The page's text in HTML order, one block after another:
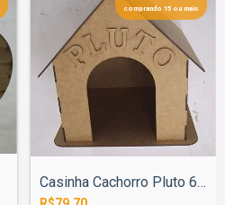
comprando 15 ou mais
Casinha Cachorro Pluto 60cm